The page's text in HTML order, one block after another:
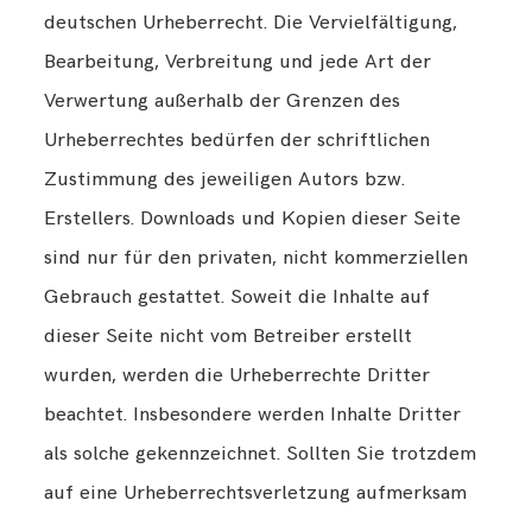
deutschen Urheberrecht. Die Vervielfältigung,
Bearbeitung, Verbreitung und jede Art der
Verwertung außerhalb der Grenzen des
Urheberrechtes bedürfen der schriftlichen
Zustimmung des jeweiligen Autors bzw.
Erstellers. Downloads und Kopien dieser Seite
sind nur für den privaten, nicht kommerziellen
Gebrauch gestattet. Soweit die Inhalte auf
dieser Seite nicht vom Betreiber erstellt
wurden, werden die Urheberrechte Dritter
beachtet. Insbesondere werden Inhalte Dritter
als solche gekennzeichnet. Sollten Sie trotzdem
auf eine Urheberrechtsverletzung aufmerksam